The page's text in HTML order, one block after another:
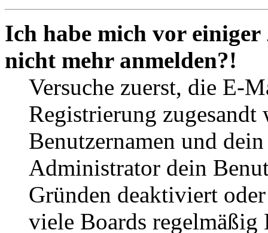
Ich habe mich vor
nicht mehr anmelden?!
Versuche zuerst, die E-
Registrierung
Benutzernamen und
Administrator dein
Gründen deaktiviert
viele Boards